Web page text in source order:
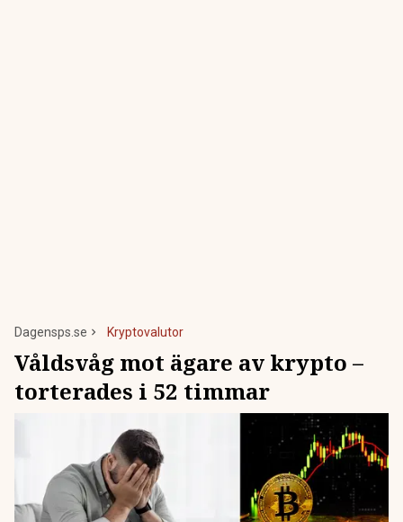
Dagensps.se Kryptovalutor
Våldsvåg mot ägare av krypto –
torterades i 52 timmar